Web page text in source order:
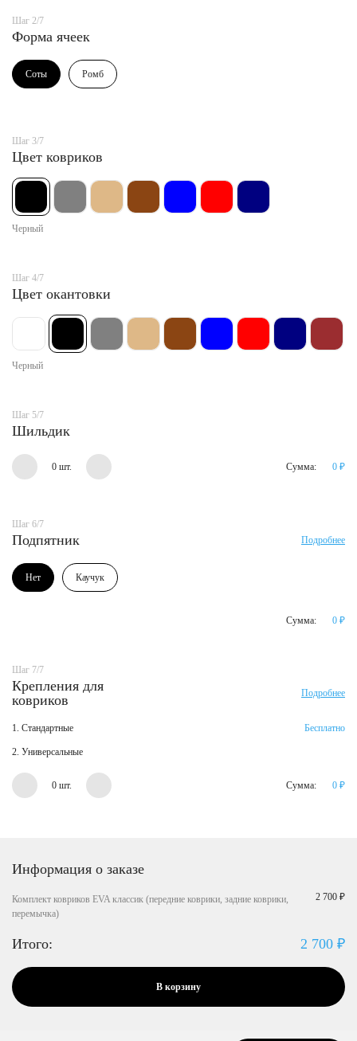
Шаг 2/7
Форма ячеек
Соты Ромб
Шаг 3/7
Цвет ковриков
Черный
Шаг 4/7
Цвет окантовки
Черный
Шаг 5/7
Шильдик
0 шт. Сумма: 0 ₽
Шаг 6/7
Подпятник Подробнее
Нет Каучук
Сумма: 0 ₽
Шаг 7/7
Крепления для
ковриков
Подробнее
1. Стандартные Бесплатно
2. Универсальные
0 шт. Сумма: 0 ₽
Информация о заказе
Комплект ковриков EVA классик (передние коврики, задние коврики,
перемычка)
2 700 ₽
Итого: 2 700 ₽
В корзину